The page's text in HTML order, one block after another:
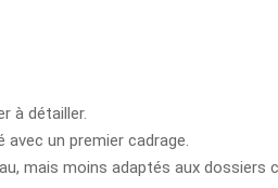
à détailler.
un premier cadrage.
mais moins adaptés aux dossiers